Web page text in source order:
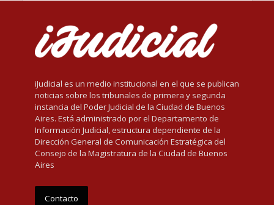
iJudicial es un medio institucional en el que se publican
noticias sobre los tribunales de primera y segunda
instancia del Poder Judicial de la Ciudad de Buenos
Aires. Está administrado por el Departamento de
Información Judicial, estructura dependiente de la
Dirección General de Comunicación Estratégica del
Consejo de la Magistratura de la Ciudad de Buenos
Aires
Contacto